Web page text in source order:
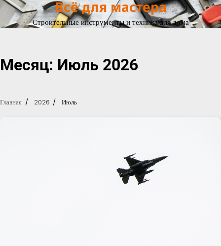
Перейти
содержимому
Всё для мастера
Строительные инструменты и техника для дома
Месяц: Июль 2026
Главная 2026 Июль